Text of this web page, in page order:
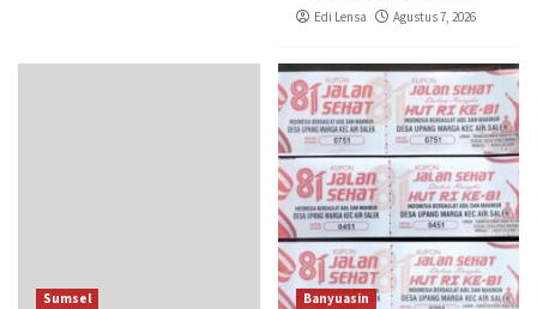
Edi Lensa Agustus 7, 2026
Sumsel Banyuasin